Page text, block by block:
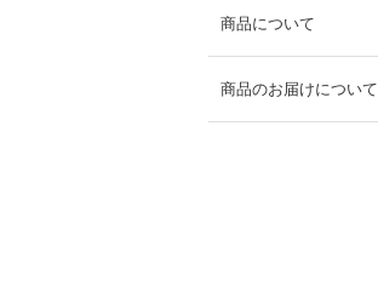
商品について
商品のお届けについて